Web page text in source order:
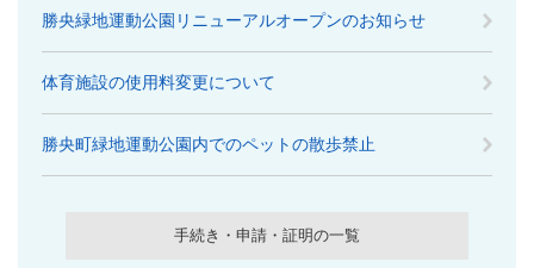
勝央緑地運動公園リニューアルオープンのお知らせ
体育施設の使用料変更について
勝央町緑地運動公園内でのペットの散歩禁止
手続き・申請・証明の一覧